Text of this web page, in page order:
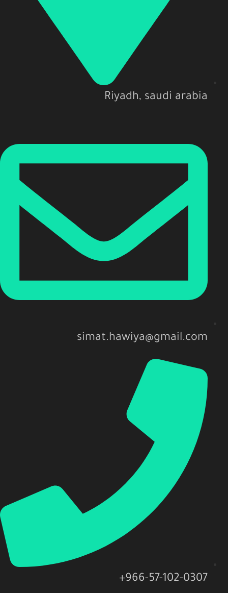
Riyadh, saudi arabia
simat.hawiya@gmail.com
966-57-102-0307+